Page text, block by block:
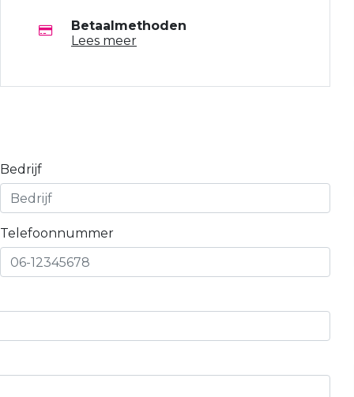
Betaalmethoden
Lees meer
Bedrijf
Telefoonnummer